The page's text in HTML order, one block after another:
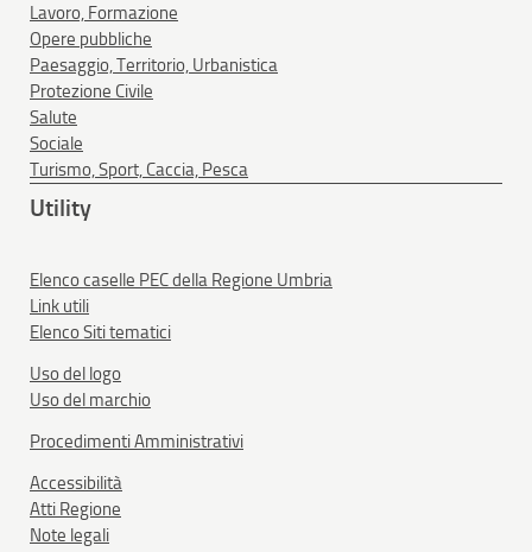
Lavoro, Formazione
Opere pubbliche
Paesaggio, Territorio, Urbanistica
Protezione Civile
Salute
Sociale
Turismo, Sport, Caccia, Pesca
Utility
Elenco caselle PEC della Regione Umbria
Link utili
Elenco Siti tematici
Uso del logo
Uso del marchio
Procedimenti Amministrativi
Accessibilità
Atti Regione
Note legali